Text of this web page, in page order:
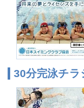
30分完泳チラ